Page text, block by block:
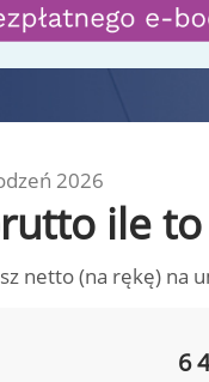
2026
ile
netto (na rękę) na
6